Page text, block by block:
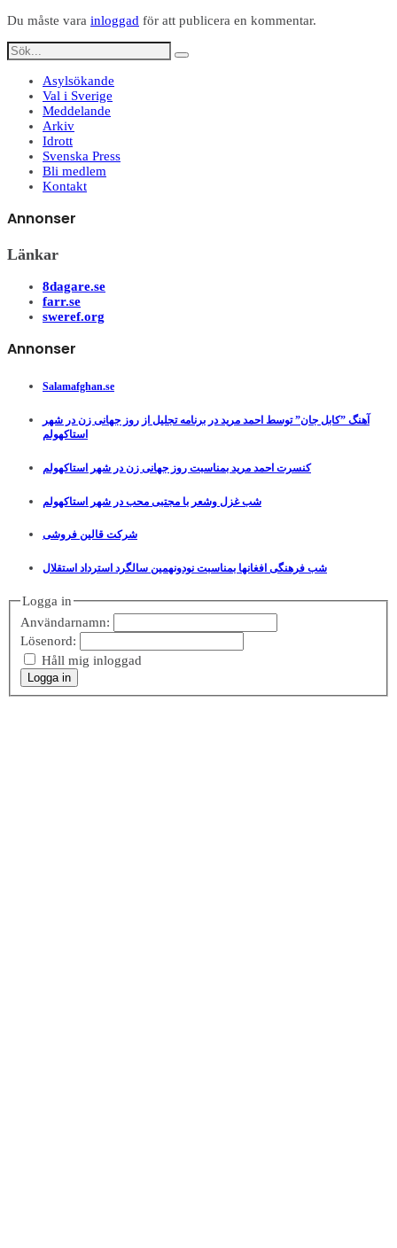
Du måste vara inloggad för att publicera en kommentar.
Asylsökande
Val i Sverige
Meddelande
Arkiv
Idrott
Svenska Press
Bli medlem
Kontakt
Annonser
Länkar
8dagare.se
farr.se
sweref.org
Annonser
Salamafghan.se
آهنگ ”کابل جان” توسط احمد مرید در برنامه تجلیل از روز جهانی زن در شهر
استاکهولم
کنسرت احمد مرید بمناسبت روز جهانی زن در شهر استاکهولم
شب غزل وشعر با مجتبی محب در شهر استاکهولم
شرکت قالین فروشی
شب فرهنگی افغانها بمناسبت نودونهمین سالگرد استرداد استقلال
Logga in
Användarnamn:
Lösenord:
Håll mig inloggad
Logga in